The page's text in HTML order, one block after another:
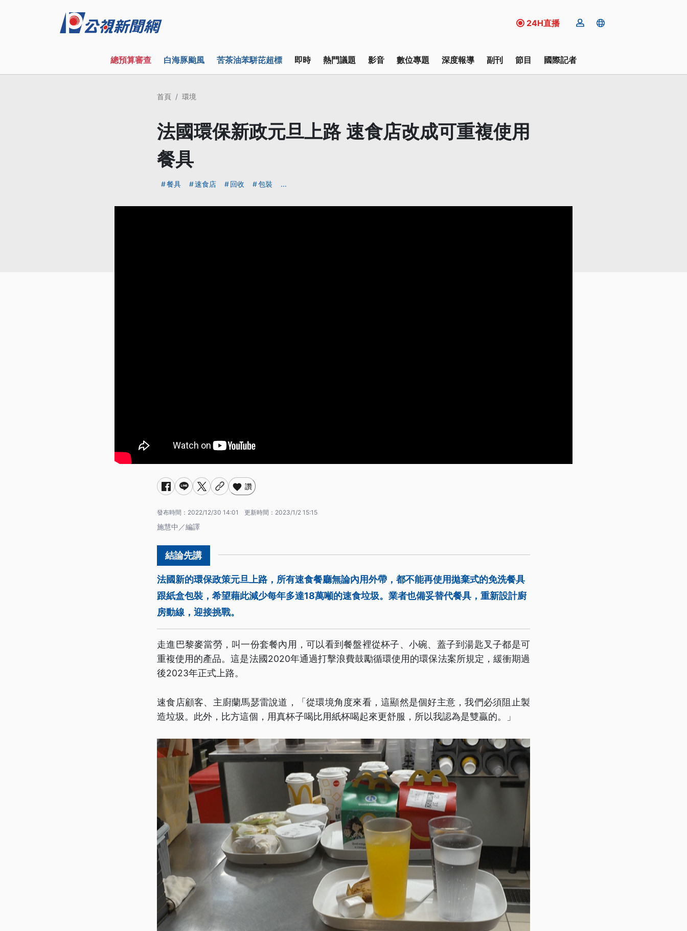
24H直播
總預算審查 白海豚颱風 苦茶油苯駢芘超標 即時 熱門議題 影音 數位專題 深度報導 副刊 節目 國際記者
首頁 環境
法國環保新政元旦上路 速食店改成可重複使用
餐具
餐具 速食店 回收 包裝 ...
讚
發布時間： 2022/12/30 14:01 更新時間： 2023/1/2 15:15
施慧中／編譯
法國新的環保政策元旦上路，所有速食餐廳無論內用外帶，都不能再使用拋棄式的免洗餐具
跟紙盒包裝，希望藉此減少每年多達18萬噸的速食垃圾。業者也備妥替代餐具，重新設計廚
房動線，迎接挑戰。
走進巴黎麥當勞，叫一份套餐內用，可以看到餐盤裡從杯子、小碗、蓋子到湯匙叉子都是可
重複使用的產品。這是法國2020年通過打擊浪費鼓勵循環使用的環保法案所規定，緩衝期過
後2023年正式上路。
速食店顧客、主廚蘭馬瑟雷說道，「從環境角度來看，這顯然是個好主意，我們必須阻止製
造垃圾。此外，比方這個，用真杯子喝比用紙杯喝起來更舒服，所以我認為是雙贏的。」